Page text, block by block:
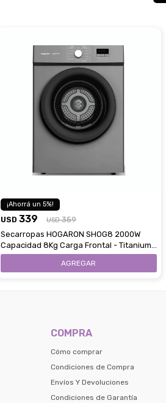
5
USD 339 USD 359
Secarropas HOGARON SHOG8 2000W
Capacidad 8Kg Carga Frontal - Titanium
Gray
COMPRA
Cómo comprar
Condiciones de Compra
Envíos Y Devoluciones
Condiciones de Garantía